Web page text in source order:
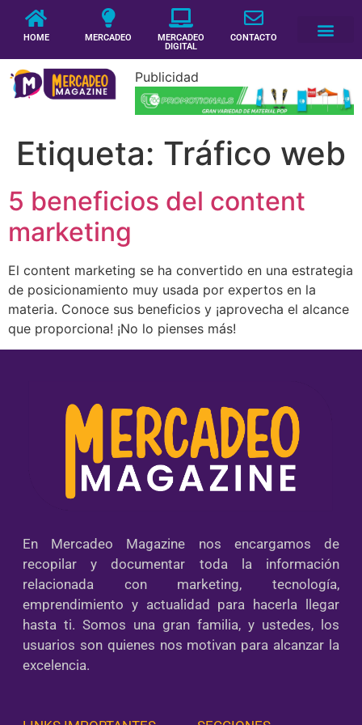
HOME MERCADEO
MERCADEO
DIGITAL
CONTACTO
Publicidad
Etiqueta: Tráfico web
5 beneficios del content
marketing
El content marketing se ha convertido en una estrategia
de posicionamiento muy usada por expertos en la
materia. Conoce sus beneficios y ¡aprovecha el alcance
que proporciona! ¡No lo pienses más!
En Mercadeo Magazine nos encargamos de
recopilar y documentar toda la información
relacionada con marketing, tecnología,
emprendimiento y actualidad para hacerla llegar
hasta ti. Somos una gran familia, y ustedes, los
usuarios son quienes nos motivan para alcanzar la
excelencia.